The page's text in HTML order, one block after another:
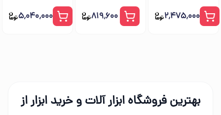
۲٬۴۷۵٬۰۰۰ ۸۱۹٬۶۰۰ ۵٬۰۴۰٬۰۰۰
بهترین فروشگاه ابزار آلات و خرید ابزار از